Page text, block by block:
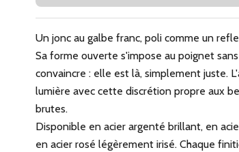
Un jonc au galbe franc, poli comme un
Sa forme ouverte s'impose au poignet
convaincre : elle est là, simplement juste.
lumière avec cette discrétion propre aux
brutes.
Disponible en acier argenté brillant, en
en acier rosé légèrement irisé. Chaque